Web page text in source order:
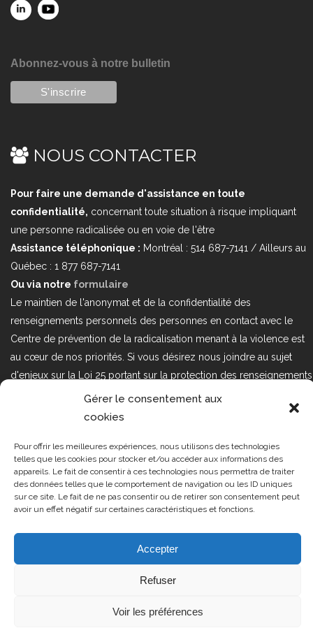
Gérer le consentement aux
cookies
Pour offrir les meilleures expériences, nous utilisons des technologies
telles que les cookies pour stocker et/ou accéder aux informations des
appareils. Le fait de consentir à ces technologies nous permettra de traiter
des données telles que le comportement de navigation ou les ID uniques
sur ce site. Le fait de ne pas consentir ou de retirer son consentement peut
avoir un effet négatif sur certaines caractéristiques et fonctions.
Accepter
Refuser
Voir les préférences
Abonnez-vous à notre bulletin
NOUS CONTACTER
Pour faire une demande d'assistance en toute
confidentialité, concernant toute situation à risque impliquant
une personne radicalisée ou en voie de l'être
Assistance téléphonique : Montréal : 514 687-7141 / Ailleurs au
Québec : 1 877 687-7141
Ou via notre formulaire
Le maintien de l'anonymat et de la confidentialité des
renseignements personnels des personnes en contact avec le
Centre de prévention de la radicalisation menant à la violence est
au cœur de nos priorités. Si vous désirez nous joindre au sujet
d'enjeux sur la Loi 25 portant sur la protection des renseignements
personnels dans le secteur privé, veuillez communiquer avec
nous à l'adresse courriel suivant : loi25@cprmv.org Pour en savoir
Tous droits réservés @2019 CPRMV
| Centre de prévention de la
radicalisation menant à la violence
(CPRMV)